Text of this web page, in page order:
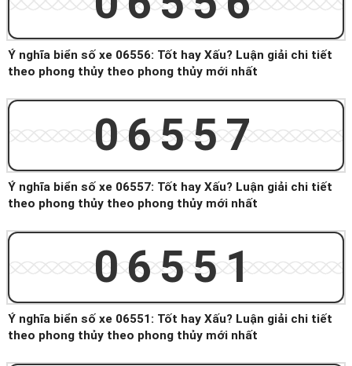
Ý nghĩa biển số xe 06556: Tốt hay Xấu? Luận giải chi tiết
theo phong thủy theo phong thủy mới nhất
06557
Ý nghĩa biển số xe 06557: Tốt hay Xấu? Luận giải chi tiết
theo phong thủy theo phong thủy mới nhất
06551
Ý nghĩa biển số xe 06551: Tốt hay Xấu? Luận giải chi tiết
theo phong thủy theo phong thủy mới nhất